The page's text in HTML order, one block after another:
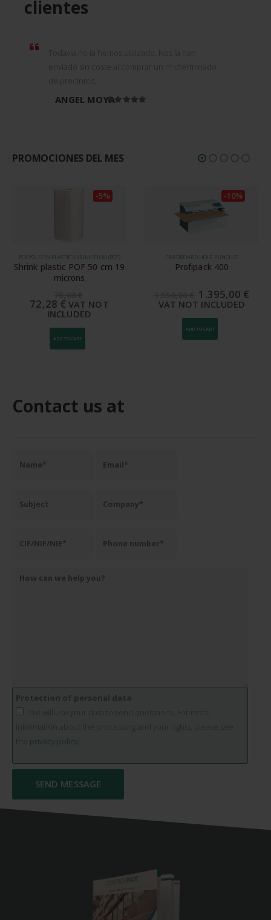
clientes
Todavía no la hemos utilizado. Nos la han
enviado sin coste al comprar un nº dterminado
de precintos.
ANGEL MOYA
PROMOCIONES DEL MES
POLYOLEFIN PLASTIC SHRINK FILM (POF)
Shrink plastic POF 50 cm 19
microns
72,28 € VAT NOT
INCLUDED
-5%
ADD TO CART
CARDBOARD HOLE PUNCHES
Profipack 400
The
original
was:
1.550,00
€.
1.395,00 €
VAT NOT INCLUDED
-10%
ADD TO CART
Contact us at
privacy policy.